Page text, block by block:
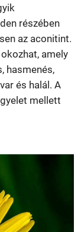
részében
az aconitint.
amely
hasmenés,
és halál. A
mellett